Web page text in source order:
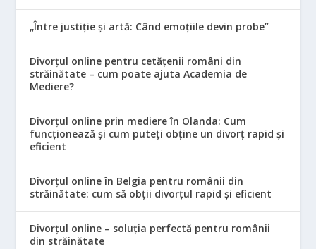
„Între justiție și artă: Când emoțiile devin probe”
Divorțul online pentru cetățenii români din
străinătate – cum poate ajuta Academia de
Mediere?
Divorțul online prin mediere în Olanda: Cum
funcționează și cum puteți obține un divorț rapid și
eficient
Divorțul online în Belgia pentru românii din
străinătate: cum să obții divorțul rapid și eficient
Divorțul online – soluția perfectă pentru românii
din străinătate